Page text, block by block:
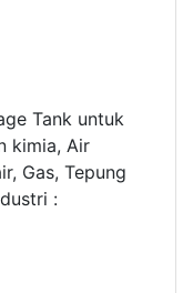
Tank untuk
kimia, Air
Gas, Tepung
: